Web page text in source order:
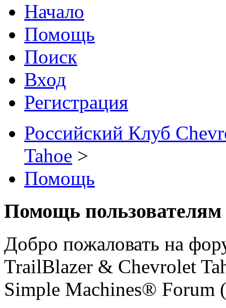
Начало
Помощь
Поиск
Вход
Регистрация
Российский Клуб
Tahoe >
Помощь
Помощь
Добро пожаловать на
TrailBlazer & Chevrolet
Simple Machines® Forum